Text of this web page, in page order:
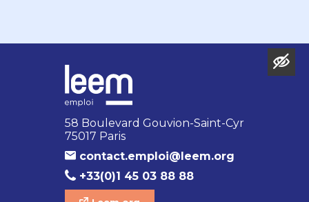
58 Boulevard Gouvion-Saint-Cyr
75017 Paris
contact.emploi@leem.org
+33(0)1 45 03 88 88